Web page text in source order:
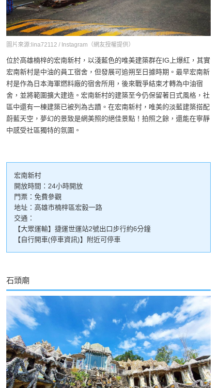
圖片來源:lina72112 / Instagram（網友授權提供）
位於高雄楠梓的宏南新村，以淺藍色的唯美建築群在IG上爆紅，其實
宏南新村是中油的員工宿舍，但發展可追朔至日據時期。最早宏南新
村是作為日本海軍燃料廠的宿舍所用，後來戰爭結束才轉為中油宿
舍，並將範圍擴大建造。宏南新村的建築至今仍保留著日式風格，社
區中還有一棟建築已被列為古蹟。在宏南新村，唯美的淡藍建築搭配
蔚藍天空，夢幻的景致是網美照的絕佳景點！拍照之餘，還能在寧靜
中感受社區獨特的氛圍。
宏南新村
開放時間：24小時開放
門票：免費參觀
地址：高雄市楠梓區宏毅一路
交通：
【大眾運輸】捷運世運站2號出口步行約6分鐘
【自行開車(停車資訊)】附近可停車
石頭廟